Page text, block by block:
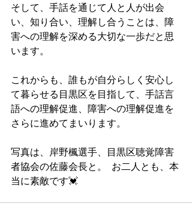
そして、手話を通じて人と人が出会
い、知り合い、理解し合うことは、障
害への理解を深める大切な一歩だと思
います。
これからも、誰もが自分らしく安心し
て暮らせる目黒区を目指して、手話言
語への理解促進、障害への理解促進を
さらに進めてまいります。
写真は、岸野楓選手、目黒区聴覚障害
者協会の佐藤会長と。  お二人とも、本
当に素敵です💓